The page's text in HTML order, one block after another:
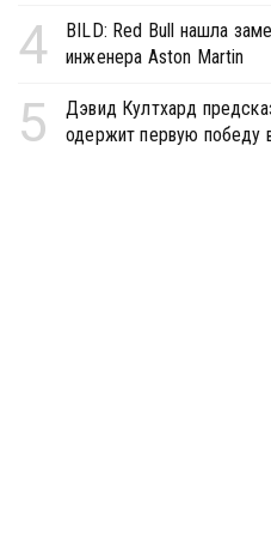
4
BILD: Red Bull нашла
инженера Aston Martin
5
Дэвид Култхард
одержит первую победу